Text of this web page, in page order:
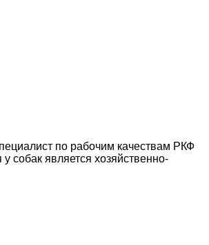
по рабочим качествам РКФ
собак является хозяйственно-